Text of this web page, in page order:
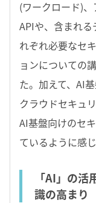
(ワークロード)
APIや、含まれ
れぞれ必要なセ
ョンについての
た。加えて、AI
クラウドセキュ
AI基盤向けのセ
ているように感じ
「AI」の
識の高まり